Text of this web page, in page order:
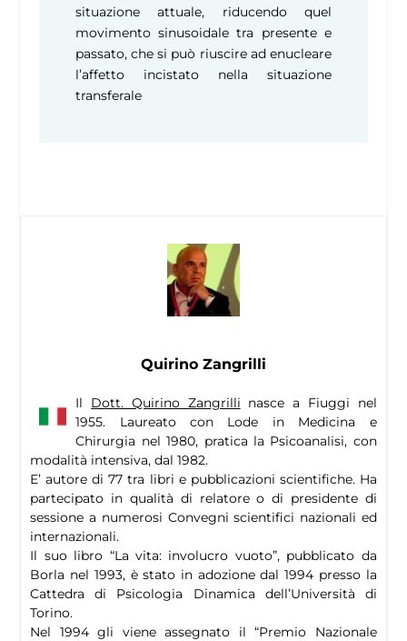
situazione attuale, riducendo quel
movimento sinusoidale tra presente e
passato, che si può riuscire ad enucleare
l’affetto incistato nella situazione
transferale
Quirino Zangrilli
Il Dott. Quirino Zangrilli nasce a Fiuggi nel
1955. Laureato con Lode in Medicina e
Chirurgia nel 1980, pratica la Psicoanalisi, con
modalità intensiva, dal 1982.
E’ autore di 77 tra libri e pubblicazioni scientifiche. Ha
partecipato in qualità di relatore o di presidente di
sessione a numerosi Convegni scientifici nazionali ed
internazionali.
Il suo libro “La vita: involucro vuoto”, pubblicato da
Borla nel 1993, è stato in adozione dal 1994 presso la
Cattedra di Psicologia Dinamica dell’Università di
Torino.
Nel 1994 gli viene assegnato il “Premio Nazionale